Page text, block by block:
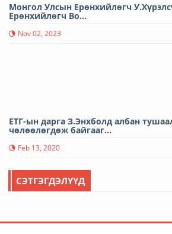
Монгол Улсын Ерөнхийлөгч
Ерөнхийлөгч Во...
Nov 02, 2023
ЕТГ-ын дарга З.Энхболд албан
чөлөөлөгдөж байгааг...
Feb 13, 2020
СЭТГЭГДЭЛҮҮД